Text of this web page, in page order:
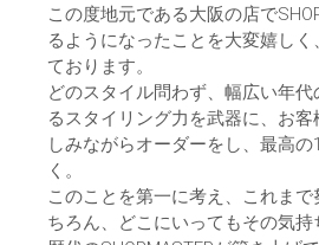
この度地元である大阪の店で
るようになったことを大変嬉し
ております。
どのスタイル問わず、幅広い年代
るスタイリング力を武器に、お
しみながらオーダーをし、最高
く。
このことを第一に考え、これま
ちろん、どこにいってもその気持